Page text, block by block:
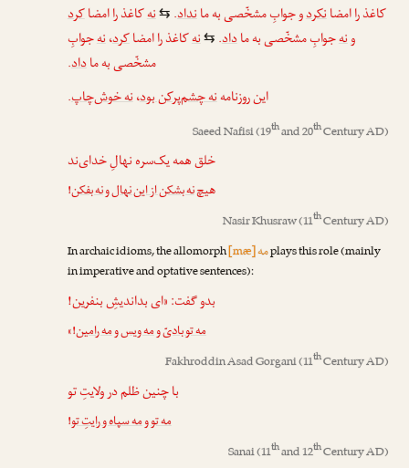
کاغذ را امضانکردوجوابِ مشخّصی به مانداد.
⇆ نهکاغذ را امضاکرد
ونهجوابِ مشخّصی به ماداد.
⇆ نهکاغذ را امضاکرد،نهجوابِ
مشخّصی به ماداد.
این روزنامهنه چشم‌پرکن بود،نه خوش‌چاپ.
Saeed Nafisi(19thand 20thCentury AD)
خلق همه یک‌سره نهالِ خدای‌ند
هیچنه بشکن از این نهالونه بفکن!
Nasir Khusraw(11thCentury AD)
In archaic idioms, the allomorph[mæ]مهplays this role (mainly
in imperative and optative sentences):
بدو گفت: «ای بداندیشِ بنفرین!
مه تو بادیّومه ویسومه رامین!»
Fakhroddin Asad Gorgani(11thCentury AD)
با چنین ظلم در ولایتِ تو
مه توومه سپاه و رایتِ تو!
Sanai(11thand 12thCentury AD)